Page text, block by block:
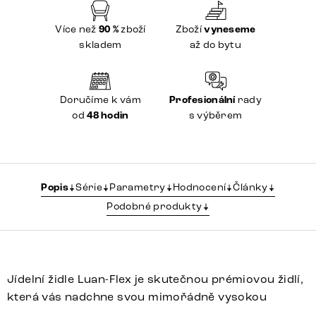
Více než 90 %zboží
skladem
Zbožívyneseme
až do bytu
Doručíme k vám
od48 hodin
Profesionálnírady
s výběrem
Popis Série Parametry Hodnocení Články
Podobné produkty
Jídelní židle Luan-Flex je skutečnou prémiovou židlí,
která vás nadchne svou mimořádně vysokou